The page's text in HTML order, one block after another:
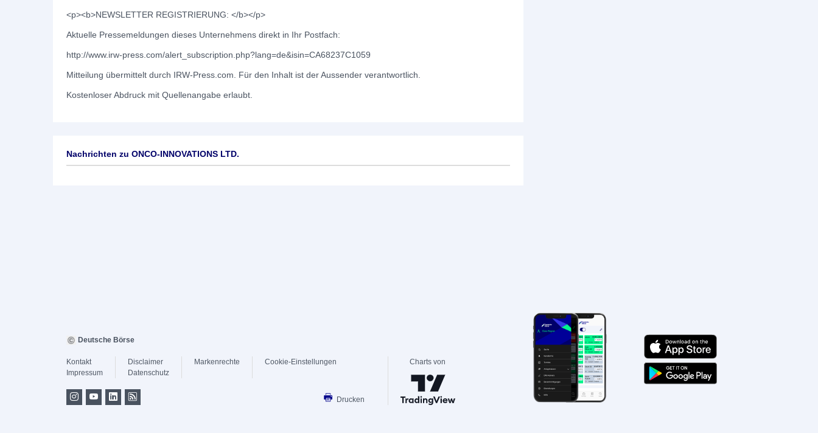
<p><b>NEWSLETTER REGISTRIERUNG: </b></p>
Aktuelle Pressemeldungen dieses Unternehmens direkt in Ihr Postfach:
http://www.irw-press.com/alert_subscription.php?lang=de&isin=CA68237C1059
Mitteilung übermittelt durch IRW-Press.com. Für den Inhalt ist der Aussender verantwortlich.
Kostenloser Abdruck mit Quellenangabe erlaubt.
Nachrichten zu ONCO-INNOVATIONS LTD.
Deutsche Börse
Kontakt
Impressum
Disclaimer
Datenschutz
Markenrechte Cookie-Einstellungen
Drucken
Charts von